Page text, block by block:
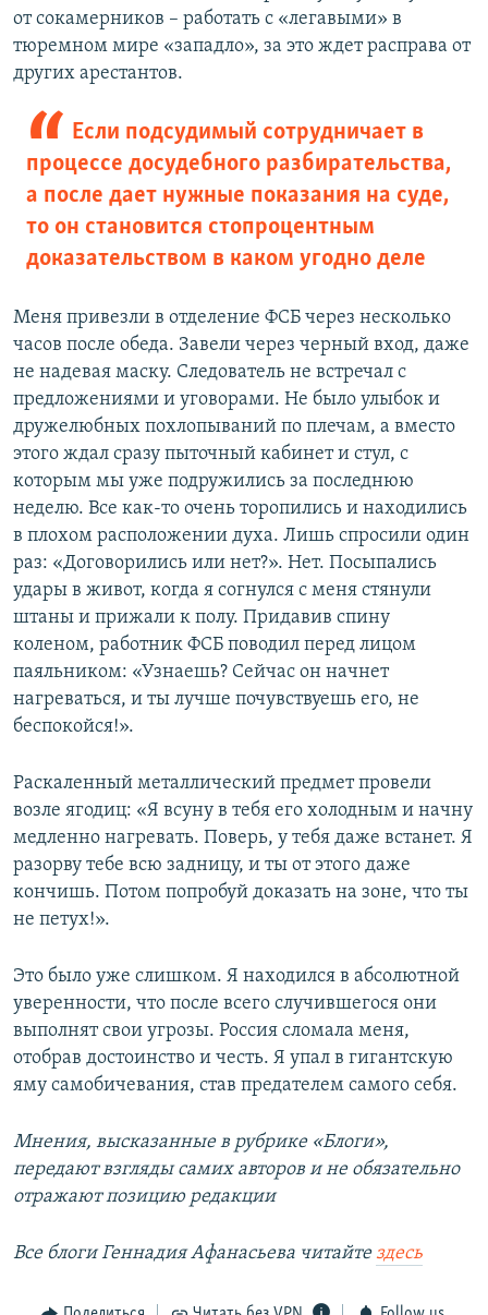
от сокамерников – работать с «легавыми» в
тюремном мире «западло», за это ждет расправа от
других арестантов.
Если подсудимый сотрудничает в
процессе досудебного разбирательства,
а после дает нужные показания на суде,
то он становится стопроцентным
доказательством в каком угодно деле
Меня привезли в отделение ФСБ через несколько
часов после обеда. Завели через черный вход, даже
не надевая маску. Следователь не встречал с
предложениями и уговорами. Не было улыбок и
дружелюбных похлопываний по плечам, а вместо
этого ждал сразу пыточный кабинет и стул, с
которым мы уже подружились за последнюю
неделю. Все как-то очень торопились и находились
в плохом расположении духа. Лишь спросили один
раз: «Договорились или нет?». Нет. Посыпались
удары в живот, когда я согнулся с меня стянули
штаны и прижали к полу. Придавив спину
коленом, работник ФСБ поводил перед лицом
паяльником: «Узнаешь? Сейчас он начнет
нагреваться, и ты лучше почувствуешь его, не
беспокойся!».
Раскаленный металлический предмет провели
возле ягодиц: «Я всуну в тебя его холодным и начну
медленно нагревать. Поверь, у тебя даже встанет. Я
разорву тебе всю задницу, и ты от этого даже
кончишь. Потом попробуй доказать на зоне, что ты
не петух!».
Это было уже слишком. Я находился в абсолютной
уверенности, что после всего случившегося они
выполнят свои угрозы. Россия сломала меня,
отобрав достоинство и честь. Я упал в гигантскую
яму самобичевания, став предателем самого себя.
Мнения, высказанные в рубрике «Блоги»,
передают взгляды самих авторов и не обязательно
отражают позицию редакции
Все блоги Геннадия Афанасьева читайтездесь